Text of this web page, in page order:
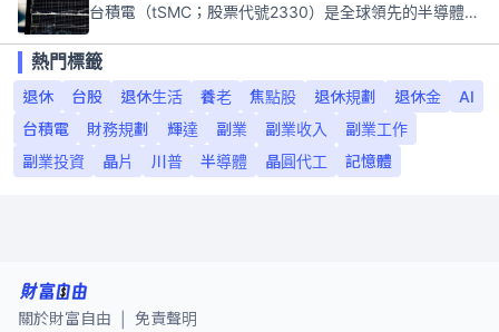
台積電（tSMC；股票代號2330）是全球領先的半導體代工公司，成立於1987年，總部位於台灣新竹。且已於美國、日本、德國及中國設廠，台積電是全球首家專業積體電路製造服務公司，也是全球最先進和最大規模的半導體代工廠。
熱門標籤
退休
台股 退休生活 養老 焦點股 退休規劃 退休金
AI
台積電
財務規劃 輝達 副業 副業收入
副業工作
副業投資
晶片 川普 半導體 晶圓代工 記憶體
關於財富自由 免責聲明